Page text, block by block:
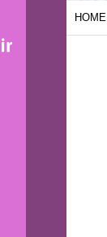
HOME